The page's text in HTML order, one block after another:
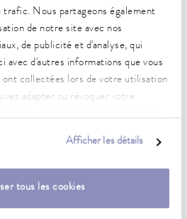
trafic. Nous partageons également
de notre site avec nos
de publicité et d'analyse, qui
avec d'autres informations que vous
ont collectées lors de votre utilisation
adapter ou révoquer votre
Afficher les détails
tous les cookies
fonctionnement
fonctionnement avec